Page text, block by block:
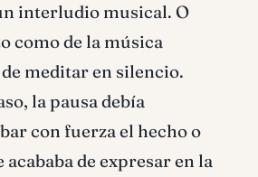
interludio musical. O
como de la música
meditar en silencio.
la pausa debí­a
con fuerza el hecho o
de expresar en la